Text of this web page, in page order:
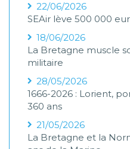
22/06/2026
SEAir lève 500 000
18/06/2026
La Bretagne muscle
militaire
28/05/2026
1666-2026 : Lorient,
360 ans
21/05/2026
La Bretagne et la